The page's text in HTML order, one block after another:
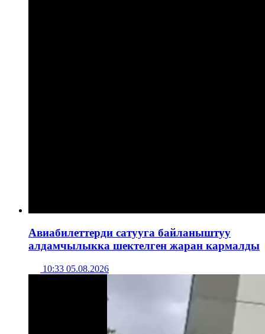
Авиабилеттерди сатууга байланыштуу
алдамчылыкка шектелген жаран кармалды
10:33 05.08.2026